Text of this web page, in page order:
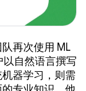
再次使用 ML
以自然语言撰写
器学习，则需